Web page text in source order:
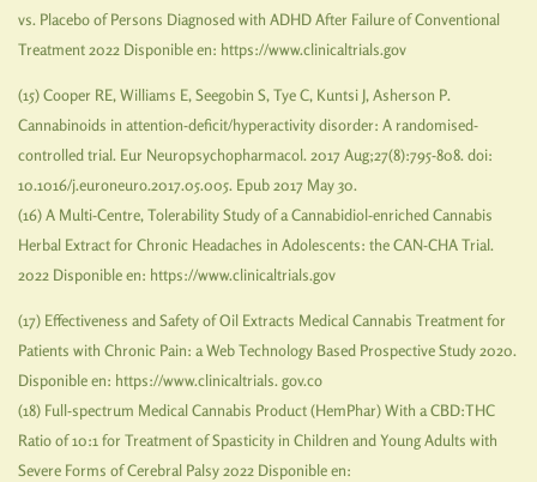
vs. Placebo of Persons Diagnosed with ADHD After Failure of Conventional
Treatment 2022 Disponible en: https://www.clinicaltrials.gov
(15) Cooper RE, Williams E, Seegobin S, Tye C, Kuntsi J, Asherson P.
Cannabinoids in attention-deficit/hyperactivity disorder: A randomised-
controlled trial. Eur Neuropsychopharmacol. 2017 Aug;27(8):795-808. doi:
10.1016/j.euroneuro.2017.05.005. Epub 2017 May 30.
(16) A Multi-Centre, Tolerability Study of a Cannabidiol-enriched Cannabis
Herbal Extract for Chronic Headaches in Adolescents: the CAN-CHA Trial.
2022 Disponible en: https://www.clinicaltrials.gov
(17) Effectiveness and Safety of Oil Extracts Medical Cannabis Treatment for
Patients with Chronic Pain: a Web Technology Based Prospective Study 2020.
Disponible en: https://www.clinicaltrials. gov.co
(18) Full-spectrum Medical Cannabis Product (HemPhar) With a CBD:THC
Ratio of 10:1 for Treatment of Spasticity in Children and Young Adults with
Severe Forms of Cerebral Palsy 2022 Disponible en: